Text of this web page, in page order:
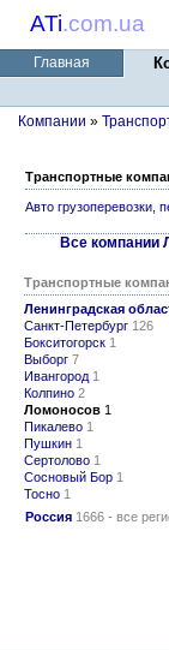
ATi.com.ua
Главная
Компании »
Транспортные
Авто грузоперевозки,
Все компании
Транспортные
Ленинградская
Санкт-Петербург 126
Бокситогорск 1
Выборг 7
Ивангород 1
Колпино 2
Ломоносов 1
Пикалево 1
Пушкин 1
Сертолово 1
Сосновый Бор 1
Тосно 1
Россия 1666 - все